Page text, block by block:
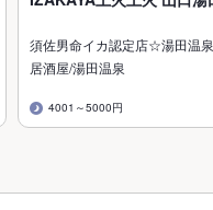
須佐男命イカ認定店☆湯田温
居酒屋/湯田温泉
4001～5000円